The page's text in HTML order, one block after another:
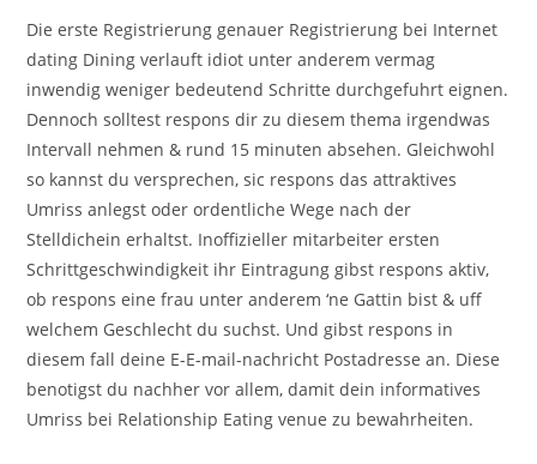
Die erste Registrierung genauer Registrierung bei Internet
dating Dining verlauft idiot unter anderem vermag
inwendig weniger bedeutend Schritte durchgefuhrt eignen.
Dennoch solltest respons dir zu diesem thema irgendwas
Intervall nehmen & rund 15 minuten absehen. Gleichwohl
so kannst du versprechen, sic respons das attraktives
Umriss anlegst oder ordentliche Wege nach der
Stelldichein erhaltst. Inoffizieller mitarbeiter ersten
Schrittgeschwindigkeit ihr Eintragung gibst respons aktiv,
ob respons eine frau unter anderem ‘ne Gattin bist & uff
welchem Geschlecht du suchst. Und gibst respons in
diesem fall deine E-E-mail-nachricht Postadresse an. Diese
benotigst du nachher vor allem, damit dein informatives
Umriss bei Relationship Eating venue zu bewahrheiten.